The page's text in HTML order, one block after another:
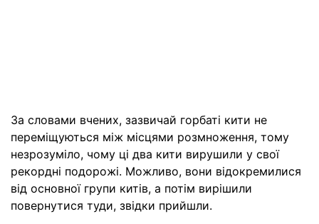
За словами вчених, зазвичай горбаті кити не
переміщуються між місцями розмноження, тому
незрозуміло, чому ці два кити вирушили у свої
рекордні подорожі. Можливо, вони відокремилися
від основної групи китів, а потім вирішили
повернутися туди, звідки прийшли.